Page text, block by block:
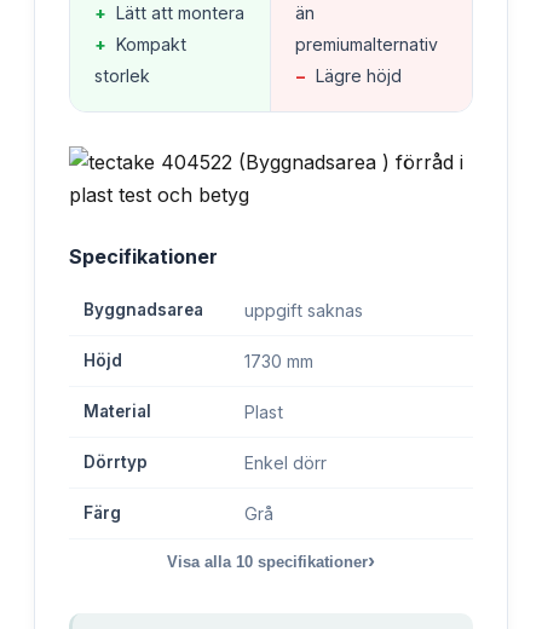
+ Lätt att montera
+ Kompakt
storlek
än
premiumalternativ
− Lägre höjd
Specifikationer
Byggnadsarea uppgift saknas
Höjd 1730 mm
Material Plast
Dörrtyp Enkel dörr
Färg Grå
Visa alla 10 specifikationer›